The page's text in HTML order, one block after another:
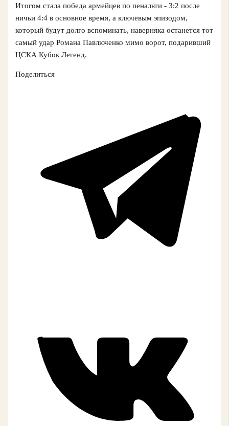
Итогом стала победа армейцев по пенальти - 3:2 после
ничьи 4:4 в основное время, а ключевым эпизодом,
который будут долго вспоминать, наверняка останется тот
самый удар Романа Павлюченко мимо ворот, подаривший
ЦСКА Кубок Легенд.
Поделиться